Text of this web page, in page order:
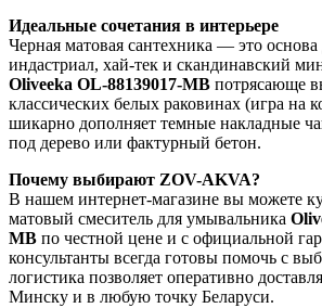
Идеальные сочетания в интерьере
Черная матовая сантехника — это основа
индастриал, хай-тек и скандинавский
Oliveeka OL-88139017-MB потрясающе
классических белых раковинах (игра на
шикарно дополняет темные накладные
под дерево или фактурный бетон.
Почему выбирают ZOV-AKVA?
В нашем интернет-магазине вы можете
матовый смеситель для умывальника
MB по честной цене и с официальной
консультанты всегда готовы помочь с
логистика позволяет оперативно
Минску и в любую точку Беларуси.